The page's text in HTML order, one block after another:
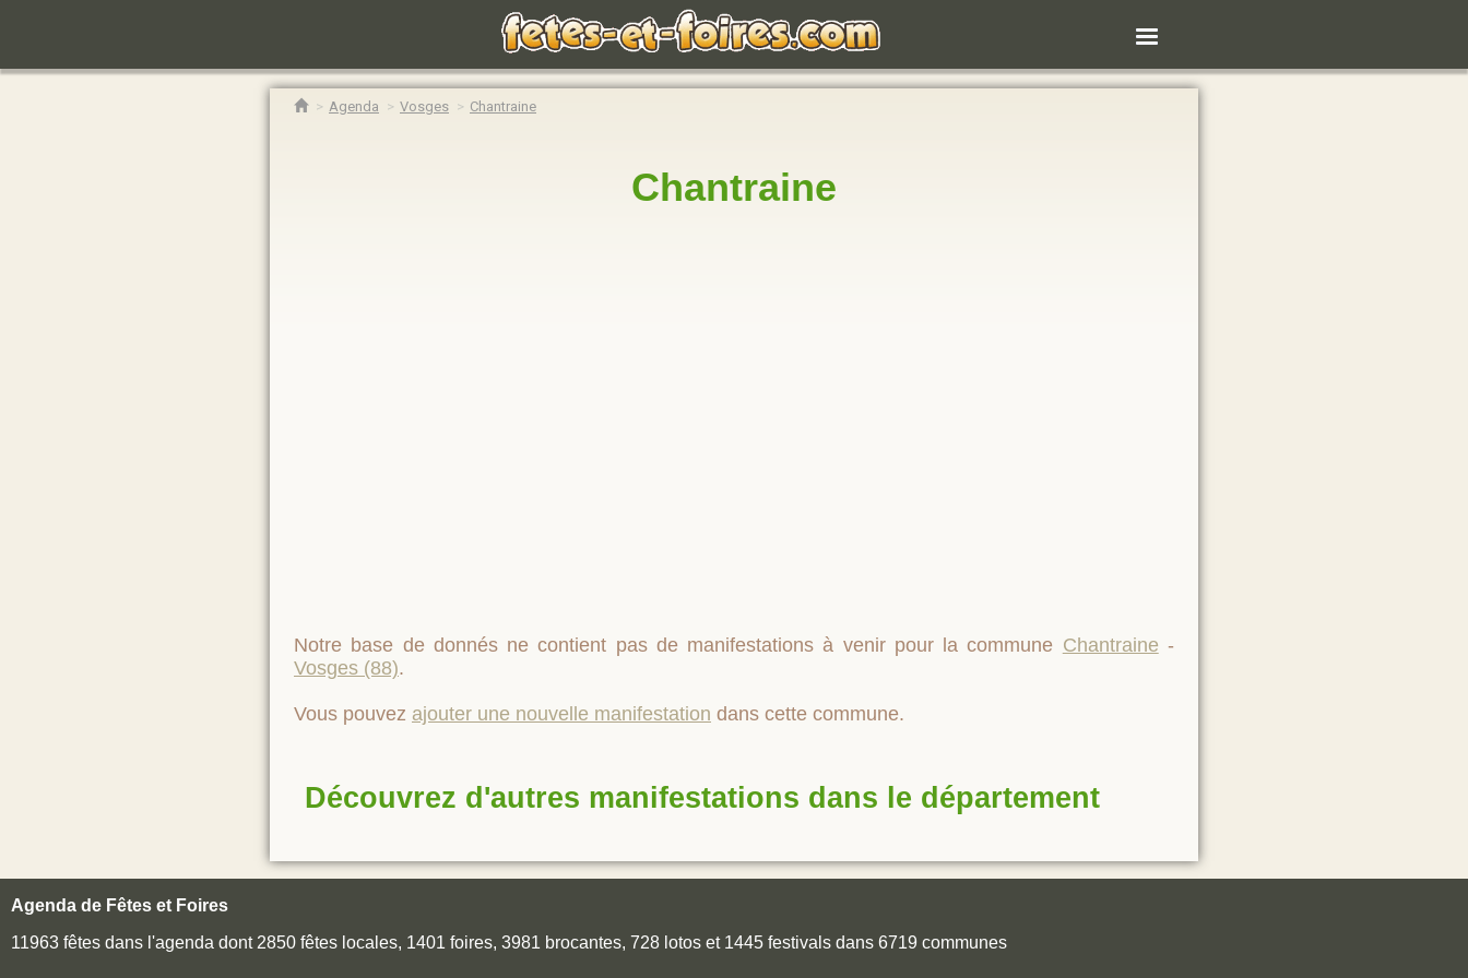
Agenda Vosges Chantraine
Chantraine
Notre base de donnés ne contient pas de manifestations à venir pour la commune Chantraine -
Vosges (88).
Vous pouvez ajouter une nouvelle manifestation dans cette commune.
Découvrez d'autres manifestations dans le département
Agenda de Fêtes et Foires
11963 fêtes dans l'agenda dont 2850 fêtes locales, 1401 foires, 3981 brocantes, 728 lotos et 1445 festivals dans 6719 communes